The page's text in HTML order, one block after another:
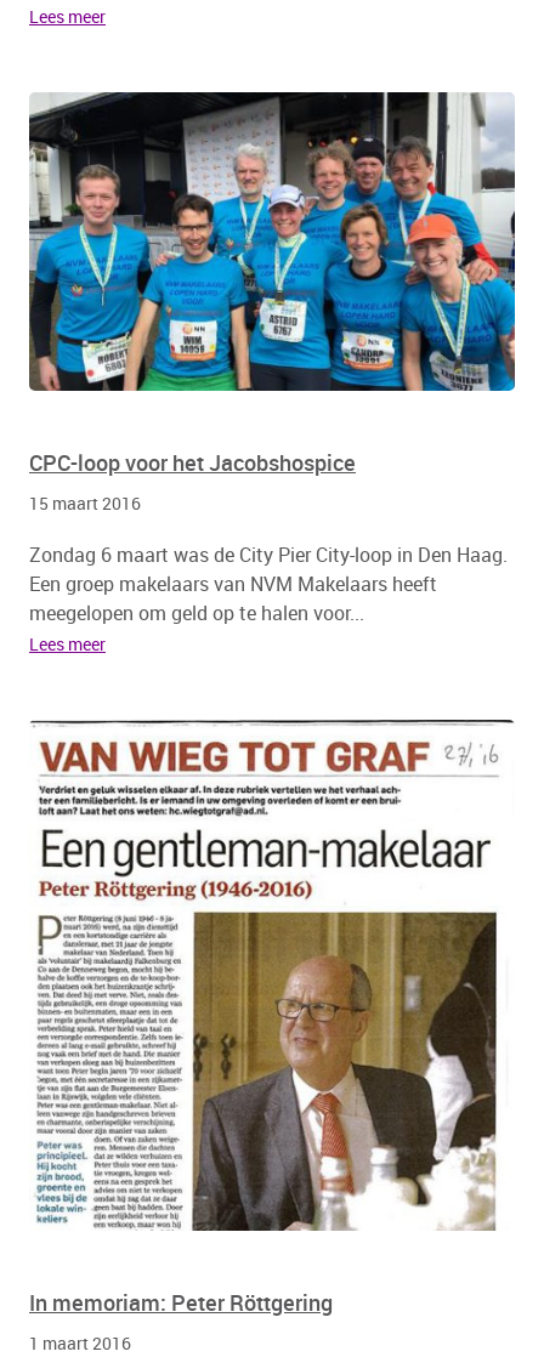
Lees meer
CPC-loop voor het Jacobshospice
15 maart 2016
Zondag 6 maart was de City Pier City-loop in Den Haag.
Een groep makelaars van NVM Makelaars heeft
meegelopen om geld op te halen voor...
Lees meer
In memoriam: Peter Röttgering
1 maart 2016